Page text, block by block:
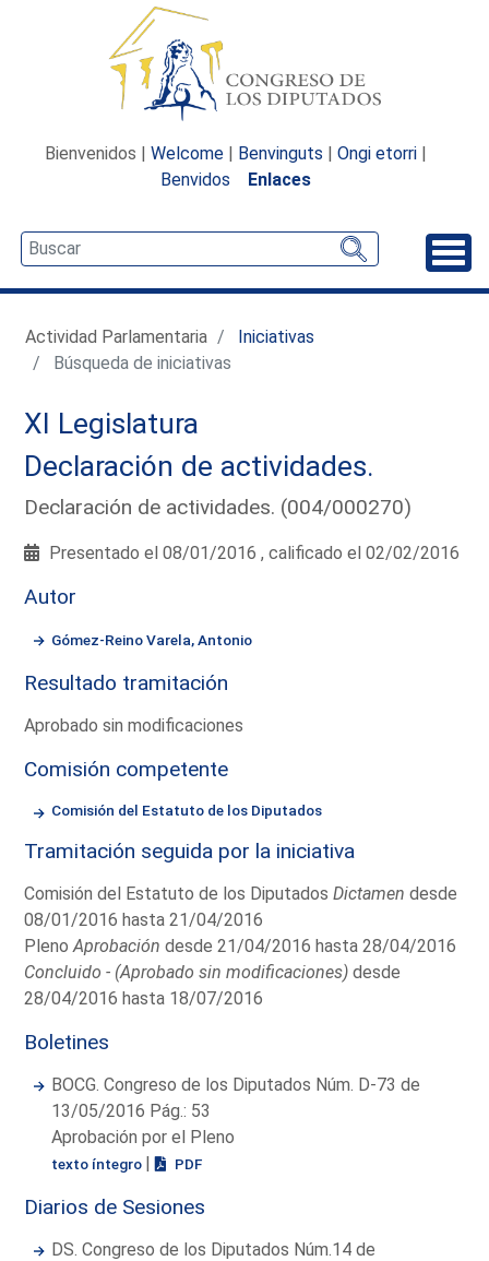
Bienvenidos | Welcome | Benvinguts | Ongi etorri |
Benvidos
Enlaces
Actividad Parlamentaria
Iniciativas
Búsqueda de iniciativas
XI Legislatura
Declaración de actividades.
Declaración de actividades. (004/000270)
Presentado el 08/01/2016 , calificado el 02/02/2016
Autor
Gómez-Reino Varela, Antonio
Resultado tramitación
Aprobado sin modificaciones
Comisión competente
Comisión del Estatuto de los Diputados
Tramitación seguida por la iniciativa
Comisión del Estatuto de los DiputadosDictamen desde
08/01/2016 hasta 21/04/2016
PlenoAprobación desde 21/04/2016 hasta 28/04/2016
Concluido - (Aprobado sin modificaciones) desde
28/04/2016 hasta 18/07/2016
Boletines
BOCG. Congreso de los Diputados Núm. D-73 de
13/05/2016 Pág.: 53
Aprobación por el Pleno
texto íntegro | PDF
Diarios de Sesiones
DS. Congreso de los Diputados Núm.14 de